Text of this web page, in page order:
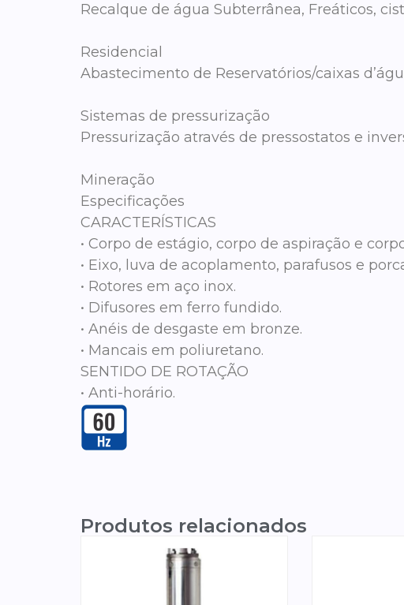
Recalque de água Subterrânea, Freáticos,
Residencial
Abastecimento de Reservatórios/caixas
Sistemas de pressurização
Pressurização através de pressostatos e
Mineração
Especificações
CARACTERÍSTICAS
• Corpo de estágio, corpo de aspiração e
• Eixo, luva de acoplamento, parafusos e
• Rotores em aço inox.
• Difusores em ferro fundido.
• Anéis de desgaste em bronze.
• Mancais em poliuretano.
SENTIDO DE ROTAÇÃO
• Anti-horário.
Produtos relacionados